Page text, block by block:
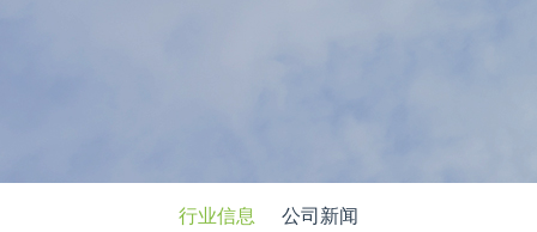
行业信息 公司新闻